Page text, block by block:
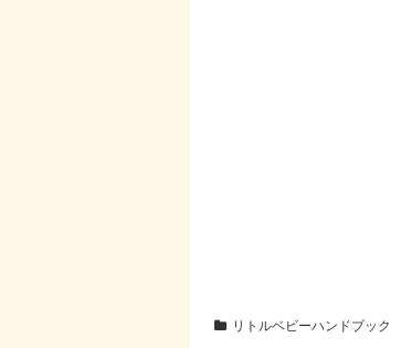
リトルベビーハンドブック